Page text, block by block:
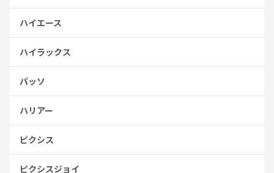
ハイエース
ハイラックス
パッソ
ハリアー
ピクシス
ピクシスジョイ